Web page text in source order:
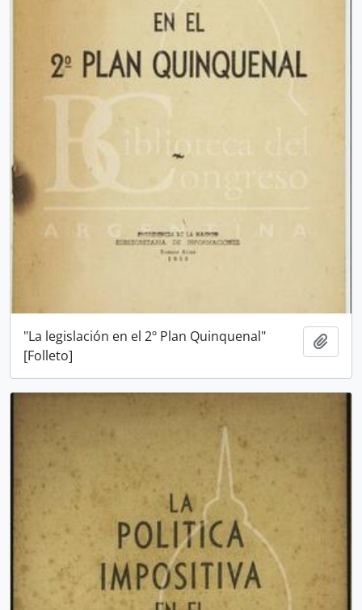
"La legislación en el 2º Plan Quinquenal"
[Folleto]